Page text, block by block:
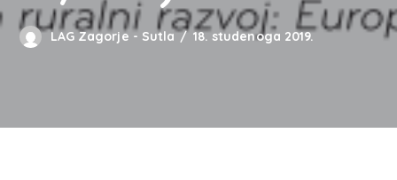
LAG Zagorje - Sutla 18. studenoga 2019.